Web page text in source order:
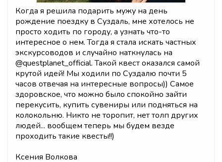
Когда я решила подарить мужу на день
рождение поездку в Суздаль, мне хотелось не
просто ходить по городу, а узнать что-то
интересное о нем. Тогда я стала искать частных
экскурсоводов и случайно наткнулась на
@questplanet_official. Такой квест оказался самой
крутой идей! Мы ходили по Суздалю почти 5
часов отвечая на интересные вопросы)) Самое
здоровское, что можно было спокойно зайти
перекусить, купить сувениры или подняться на
колокольню. Никто не торопит, нет толп других
людей... вообщем теперь мы будем везде
проходить такие квесты!!)
Ксения Волкова